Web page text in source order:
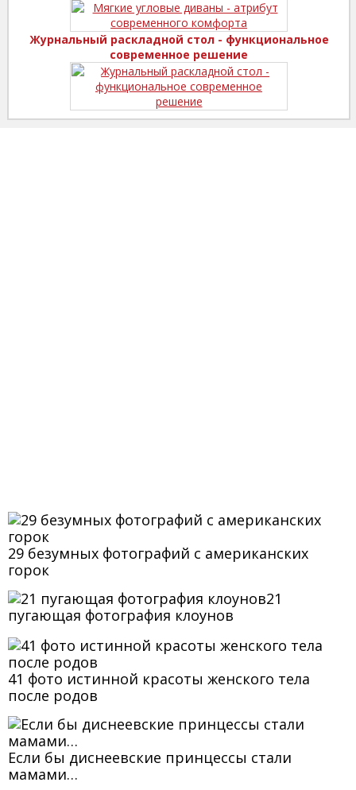
Журнальный раскладной стол - функциональное
современное решение
29 безумных фотографий с американских
горок
21
пугающая фотография клоунов
41 фото истинной красоты женского тела
после родов
Если бы диснеевские принцессы стали
мамами…